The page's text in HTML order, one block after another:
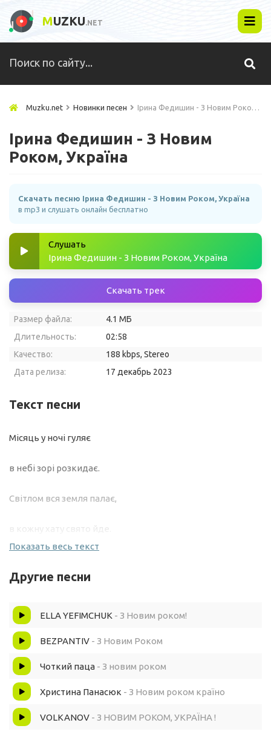
MUZKU.NET
Muzku.net Новинки песен Ірина Федишин - З Новим Роком, Україна
Ірина Федишин - З Новим
Роком, Україна
Скачать песню Ірина Федишин - З Новим Роком, Україна
в mp3 и слушать онлайн бесплатно
Слушать
Ірина Федишин - З Новим Роком, Україна
Скачать трек
Размер файла:
4.1 МБ
Длительность:
02:58
Качество:
188 kbps, Stereo
Дата релиза:
17 декабрь 2023
Текст песни
Місяць у ночі гуляє
в небі зорі розкидає.
Світлом вся земля палає,
в кожну хату свято йде.
Заморозило хатину,
Новий Рік літає.
Вже З Новим Роком!
Наша пісня гарно лине.
Показать весь текст
Другие песни
ELLA YEFIMCHUK - З Новим роком!
BEZPANTIV - З Новим Роком
Чоткий паца - З новим роком
Христина Панасюк - З Новим роком країно
VOLKANOV - З НОВИМ РОКОМ, УКРАЇНА !